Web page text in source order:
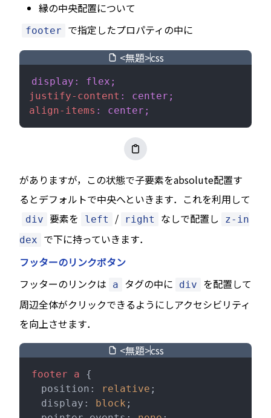
縁の中央配置について
footer
で指定したプロパティの中に
<無題>css
display: flex;
justify-content : center;
align-items : center;
がありますが，この状態で子要素をabsolute配置す
るとデフォルトで中央へといきます．これを利用して
div 要素を left / right なしで配置し
z-in
dex
で下に持っていきます．
フッターのリンクボタン
フッターのリンクは
a タグの中に div
を配置して
周辺全体がクリックできるようにしアクセシビリティ
を向上させます．
<無題>css
footer a {
  position:
relative ;
  display:
block ;